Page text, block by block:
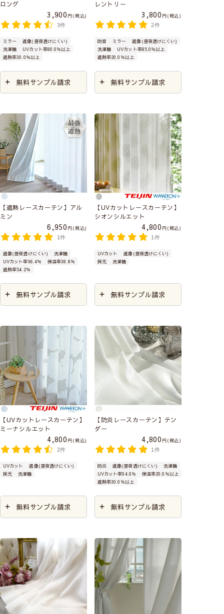
ロング
3,900
税込
3件
ミラー
遮像(昼夜透けにくい)
洗濯機
UVカット率80.0％以上
遮熱率30.0％以上
無料サンプル請求
レントリー
3,800
税込
2件
防音 ミラー
遮像(昼夜透けにくい)
洗濯機
UVカット率85.0％以上
遮熱率20.0％以上
無料サンプル請求
【遮熱レースカーテン】アル
ミン
6,950
税込
1件
遮像(昼夜透けにくい)
洗濯機
UVカット率96.4％
保温率38.8％
遮熱率54.2％
無料サンプル請求
【UVカットレースカーテン】
シオンシルエット
4,800
税込
1件
UVカット
遮像(昼夜透けにくい)
採光
洗濯機
無料サンプル請求
【UVカットレースカーテン】
ミーナシルエット
4,800
税込
2件
UVカット
遮像(昼夜透けにくい)
採光
洗濯機
無料サンプル請求
【防炎レースカーテン】テン
ダー
4,800
税込
1件
防炎 遮像(昼夜透けにくい)
洗濯機
UVカット率94.0％
保温率20.0％以上
遮熱率30.0％以上
無料サンプル請求